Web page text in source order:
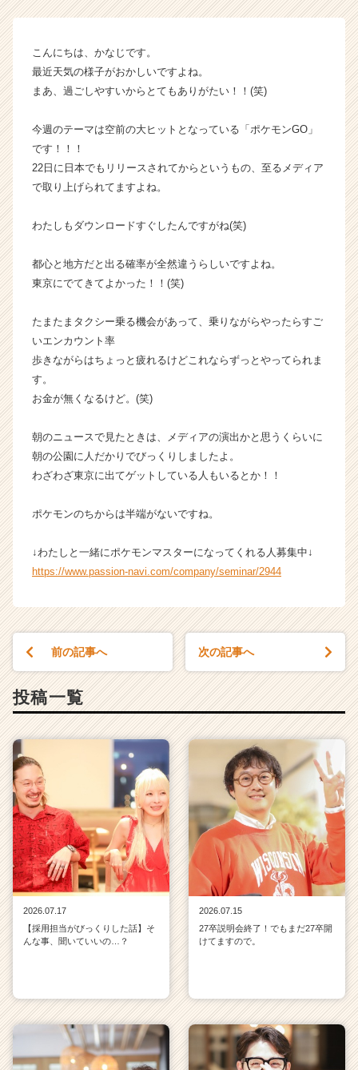
チ
ア
キ
リ
e
r
a
r）
こんにちは、かなじです。
最近天気の様子がおかしいですよね。
まあ、過ごしやすいからとてもありがたい！！(笑)
今週のテーマは空前の大ヒットとなっている「ポケモンGO」
です！！！
22日に日本でもリリースされてからというもの、至るメディア
で取り上げられてますよね。
わたしもダウンロードすぐしたんですがね(笑)
都心と地方だと出る確率が全然違うらしいですよね。
東京にでてきてよかった！！(笑)
たまたまタクシー乗る機会があって、乗りながらやったらすご
いエンカウント率
歩きながらはちょっと疲れるけどこれならずっとやってられま
す。
お金が無くなるけど。(笑)
朝のニュースで見たときは、メディアの演出かと思うくらいに
朝の公園に人だかりでびっくりしましたよ。
わざわざ東京に出てゲットしている人もいるとか！！
ポケモンのちからは半端がないですね。
↓わたしと一緒にポケモンマスターになってくれる人募集中↓
https://www.passion-navi.com/company/seminar/2944
前の記事へ 次の記事へ
投稿一覧
2026.07.17
【採用担当がびっくりした話】そ
んな事、聞いていいの…？
2026.07.15
27卒説明会終了！でもまだ27卒開
けてますので。